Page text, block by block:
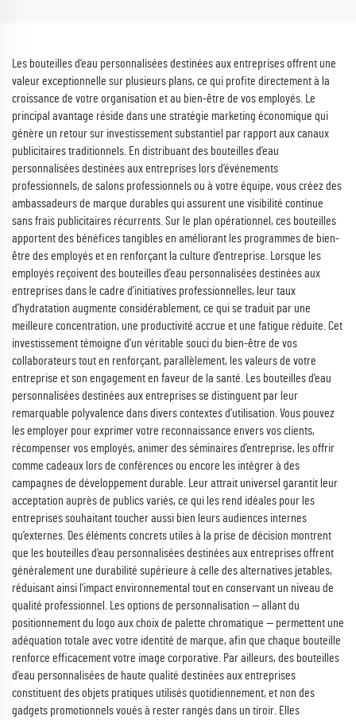
Les bouteilles d’eau personnalisées destinées aux entreprises offrent une
valeur exceptionnelle sur plusieurs plans, ce qui profite directement à la
croissance de votre organisation et au bien-être de vos employés. Le
principal avantage réside dans une stratégie marketing économique qui
génère un retour sur investissement substantiel par rapport aux canaux
publicitaires traditionnels. En distribuant des bouteilles d’eau
personnalisées destinées aux entreprises lors d’événements
professionnels, de salons professionnels ou à votre équipe, vous créez des
ambassadeurs de marque durables qui assurent une visibilité continue
sans frais publicitaires récurrents. Sur le plan opérationnel, ces bouteilles
apportent des bénéfices tangibles en améliorant les programmes de bien-
être des employés et en renforçant la culture d’entreprise. Lorsque les
employés reçoivent des bouteilles d’eau personnalisées destinées aux
entreprises dans le cadre d’initiatives professionnelles, leur taux
d’hydratation augmente considérablement, ce qui se traduit par une
meilleure concentration, une productivité accrue et une fatigue réduite. Cet
investissement témoigne d’un véritable souci du bien-être de vos
collaborateurs tout en renforçant, parallèlement, les valeurs de votre
entreprise et son engagement en faveur de la santé. Les bouteilles d’eau
personnalisées destinées aux entreprises se distinguent par leur
remarquable polyvalence dans divers contextes d’utilisation. Vous pouvez
les employer pour exprimer votre reconnaissance envers vos clients,
récompenser vos employés, animer des séminaires d’entreprise, les offrir
comme cadeaux lors de conférences ou encore les intégrer à des
campagnes de développement durable. Leur attrait universel garantit leur
acceptation auprès de publics variés, ce qui les rend idéales pour les
entreprises souhaitant toucher aussi bien leurs audiences internes
qu’externes. Des éléments concrets utiles à la prise de décision montrent
que les bouteilles d’eau personnalisées destinées aux entreprises offrent
généralement une durabilité supérieure à celle des alternatives jetables,
réduisant ainsi l’impact environnemental tout en conservant un niveau de
qualité professionnel. Les options de personnalisation — allant du
positionnement du logo aux choix de palette chromatique — permettent une
adéquation totale avec votre identité de marque, afin que chaque bouteille
renforce efficacement votre image corporative. Par ailleurs, des bouteilles
d’eau personnalisées de haute qualité destinées aux entreprises
constituent des objets pratiques utilisés quotidiennement, et non des
gadgets promotionnels voués à rester rangés dans un tiroir. Elles